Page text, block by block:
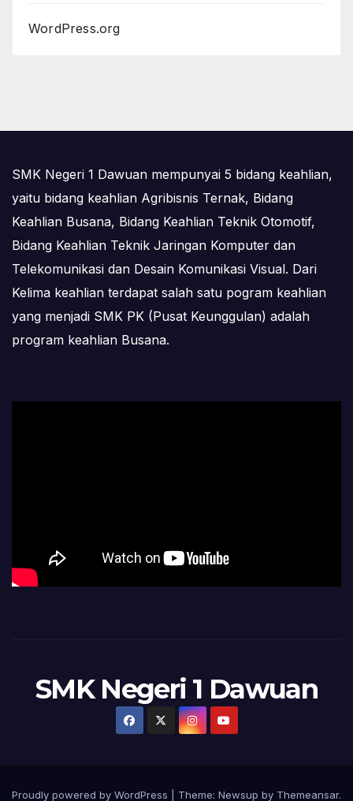
WordPress.org
SMK Negeri 1 Dawuan mempunyai 5 bidang keahlian,
yaitu bidang keahlian Agribisnis Ternak, Bidang
Keahlian Busana, Bidang Keahlian Teknik Otomotif,
Bidang Keahlian Teknik Jaringan Komputer dan
Telekomunikasi dan Desain Komunikasi Visual. Dari
Kelima keahlian terdapat salah satu pogram keahlian
yang menjadi SMK PK (Pusat Keunggulan) adalah
program keahlian Busana.
SMK Negeri 1 Dawuan
Proudly powered by WordPress Theme: Newsup by Themeansar.